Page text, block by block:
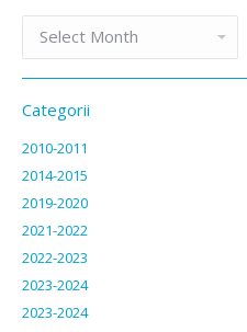
Arhivă
Categorii
2010-2011
2014-2015
2019-2020
2021-2022
2022-2023
2023-2024
2023-2024